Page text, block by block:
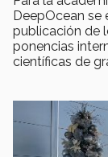
DeepOcean se
publicación de
ponencias
científicas de